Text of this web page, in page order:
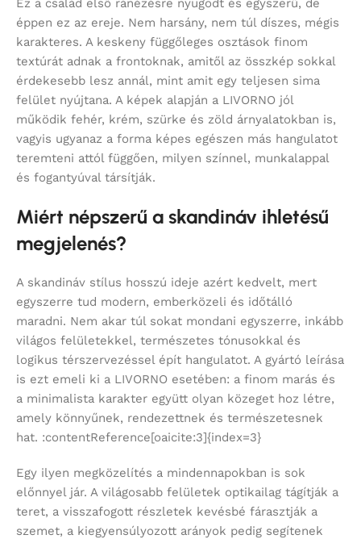
Ez a család első ránézésre nyugodt és egyszerű, de
éppen ez az ereje. Nem harsány, nem túl díszes, mégis
karakteres. A keskeny függőleges osztások finom
textúrát adnak a frontoknak, amitől az összkép sokkal
érdekesebb lesz annál, mint amit egy teljesen sima
felület nyújtana. A képek alapján a LIVORNO jól
működik fehér, krém, szürke és zöld árnyalatokban is,
vagyis ugyanaz a forma képes egészen más hangulatot
teremteni attól függően, milyen színnel, munkalappal
és fogantyúval társítják.
Miért népszerű a skandináv ihletésű
megjelenés?
A skandináv stílus hosszú ideje azért kedvelt, mert
egyszerre tud modern, emberközeli és időtálló
maradni. Nem akar túl sokat mondani egyszerre, inkább
világos felületekkel, természetes tónusokkal és
logikus térszervezéssel épít hangulatot. A gyártó leírása
is ezt emeli ki a LIVORNO esetében: a finom marás és
a minimalista karakter együtt olyan közeget hoz létre,
amely könnyűnek, rendezettnek és természetesnek
hat. :contentReference[oaicite:3]{index=3}
Egy ilyen megközelítés a mindennapokban is sok
előnnyel jár. A világosabb felületek optikailag tágítják a
teret, a visszafogott részletek kevésbé fárasztják a
szemet, a kiegyensúlyozott arányok pedig segítenek